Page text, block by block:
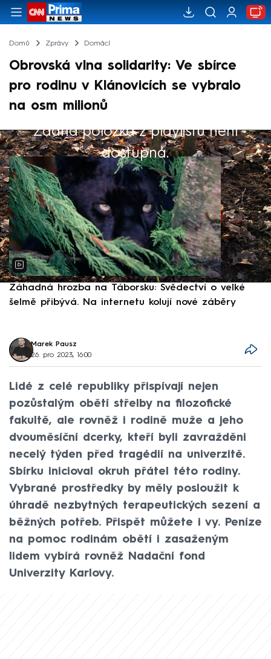
Domů Zprávy Domácí
Obrovská vlna solidarity: Ve sbírce
pro rodinu v Klánovicích se vybralo
na osm milionů
Žádná položka z playlistu není
dostupná.
Výběr redakce
Záhadná hrozba na Táborsku: Svědectví o velké
šelmě přibývá. Na internetu kolují nové záběry
Marek Pausz
26. pro 2023, 16:00
Lidé z celé republiky přispívají nejen
pozůstalým obětí střelby na filozofické
fakultě, ale rovněž i rodině muže a jeho
dvouměsíční dcerky, kteří byli zavražděni
necelý týden před tragédií na univerzitě.
Sbírku inicioval okruh přátel této rodiny.
Vybrané prostředky by měly posloužit k
úhradě nezbytných terapeutických sezení a
běžných potřeb. Přispět můžete i vy. Peníze
na pomoc rodinám obětí i zasaženým
lidem vybírá rovněž Nadační fond
Univerzity Karlovy.